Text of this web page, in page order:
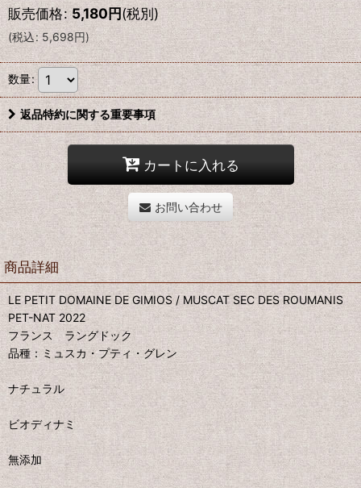
販売価格: 5,180円(税別)
(税込: 5,698円)
数量:
返品特約に関する重要事項
カートに入れる
お問い合わせ
商品詳細
LE PETIT DOMAINE DE GIMIOS / MUSCAT SEC DES ROUMANIS
PET-NAT 2022
フランス ラングドック
品種：ミュスカ・プティ・グレン
ナチュラル
ビオディナミ
無添加